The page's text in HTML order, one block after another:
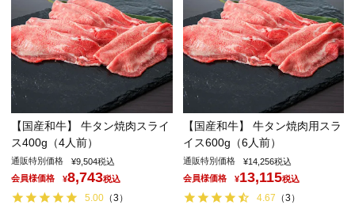
【国産和牛】 牛タン焼肉スライ
ス400g（4人前）
通販特別価格 ¥9,504税込
会員様価格
¥8,743税込
5.00 （3 ）
【国産和牛】 牛タン焼肉用スラ
イス600g（6人前）
通販特別価格 ¥14,256税込
会員様価格
¥13,115税込
4.67 （3 ）